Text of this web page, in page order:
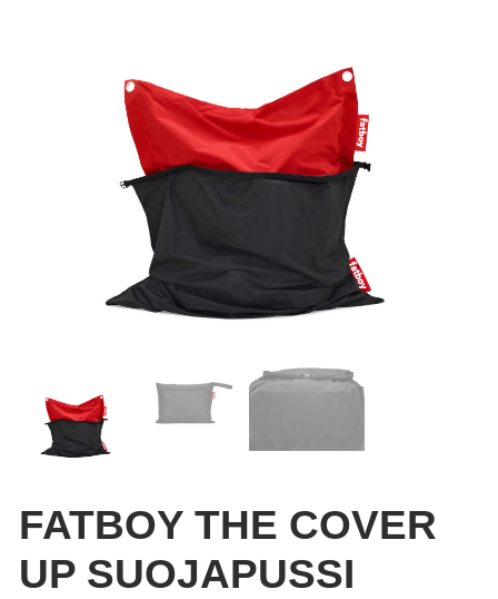
FATBOY THE COVER
UP SUOJAPUSSI